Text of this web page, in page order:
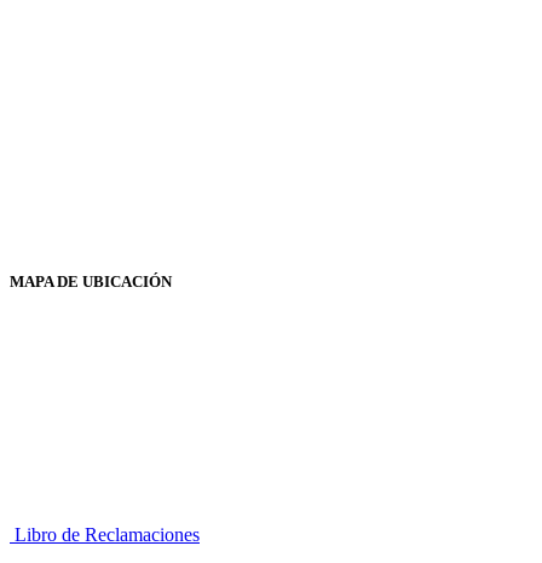
MAPA DE UBICACIÓN
Libro de Reclamaciones